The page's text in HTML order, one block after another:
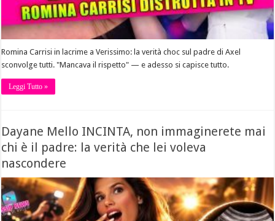
Romina Carrisi in lacrime a Verissimo: la verità choc sul padre di Axel
sconvolge tutti. "Mancava il rispetto" — e adesso si capisce tutto.
Leggi Tutto »
Dayane Mello INCINTA, non immaginerete mai
chi è il padre: la verità che lei voleva
nascondere